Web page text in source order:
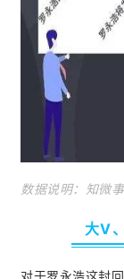
数据说明：知微
大V